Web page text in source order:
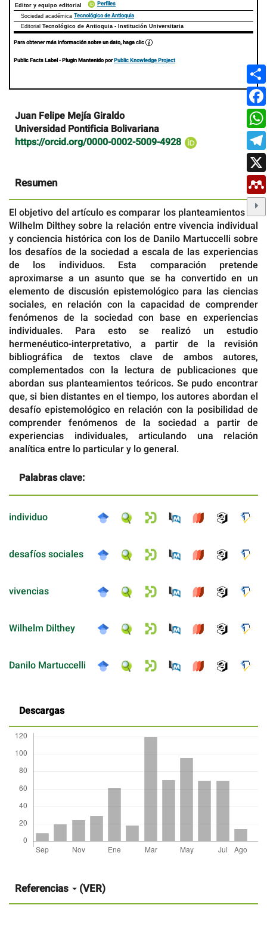
Editor y equipo editorial Perfiles
Sociedad académica Tecnológico de Antioquia
Editorial Tecnológico de Antioquia - Institución Universitaria
Para obtener más información sobre un dato, haga clic
Public Facts Label- Plugin Mantenido porPublic Knowledge Project
Contenido
principal
del
artículo
Juan Felipe Mejía Giraldo
Universidad Pontificia Bolivariana
https://orcid.org/0000-0002-5009-4928
Resumen
El objetivo del artículo es comparar los planteamientos de
Wilhelm Dilthey sobre la relación entre vivencia individual
y conciencia histórica con los de Danilo Martuccelli sobre
los desafíos de la sociedad a escala de las experiencias
de los individuos. Esta comparación pretende
aproximarse a un asunto que se ha convertido en un
elemento de discusión epistemológico para las ciencias
sociales, en relación con la capacidad de comprender
fenómenos de la sociedad con base en experiencias
individuales. Para esto se realizó un estudio
hermenéutico-interpretativo, a partir de la revisión
bibliográfica de textos clave de ambos autores,
complementados con la lectura de publicaciones que
abordan sus planteamientos teóricos. Se pudo encontrar
que, si bien distantes en el tiempo, los autores abordan el
desafío epistemológico en relación con la posibilidad de
comprender fenómenos de la sociedad a partir de
experiencias individuales, articulando una relación
analítica entre lo particular y lo general.
Palabras clave:
individuo
desafíos sociales
vivencias
Wilhelm Dilthey
Danilo Martuccelli
Descargas
artículo
Referencias (VER)